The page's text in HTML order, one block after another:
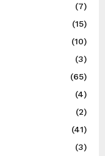
(7)
(15)
(10)
(3)
(65)
(4)
(2)
(41)
(3)